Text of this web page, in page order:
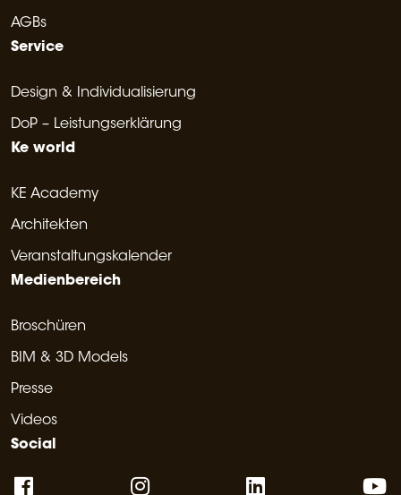
AGBs
Service
Design & Individualisierung
DoP – Leistungserklärung
Ke world
KE Academy
Architekten
Veranstaltungskalender
Medienbereich
Broschüren
BIM & 3D Models
Presse
Videos
Social